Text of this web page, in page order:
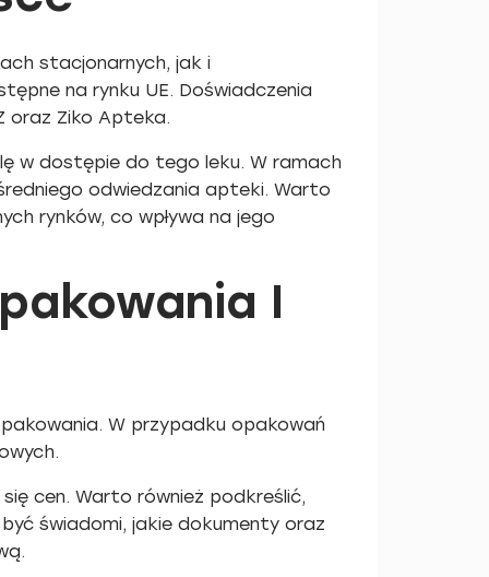
stacjonarnych, jak i
na rynku UE. Doświadczenia
oraz Ziko Apteka.
w dostępie do tego leku. W ramach
odwiedzania apteki. Warto
rynków, co wpływa na jego
I
W przypadku opakowań
cen. Warto również podkreślić,
świadomi, jakie dokumenty oraz